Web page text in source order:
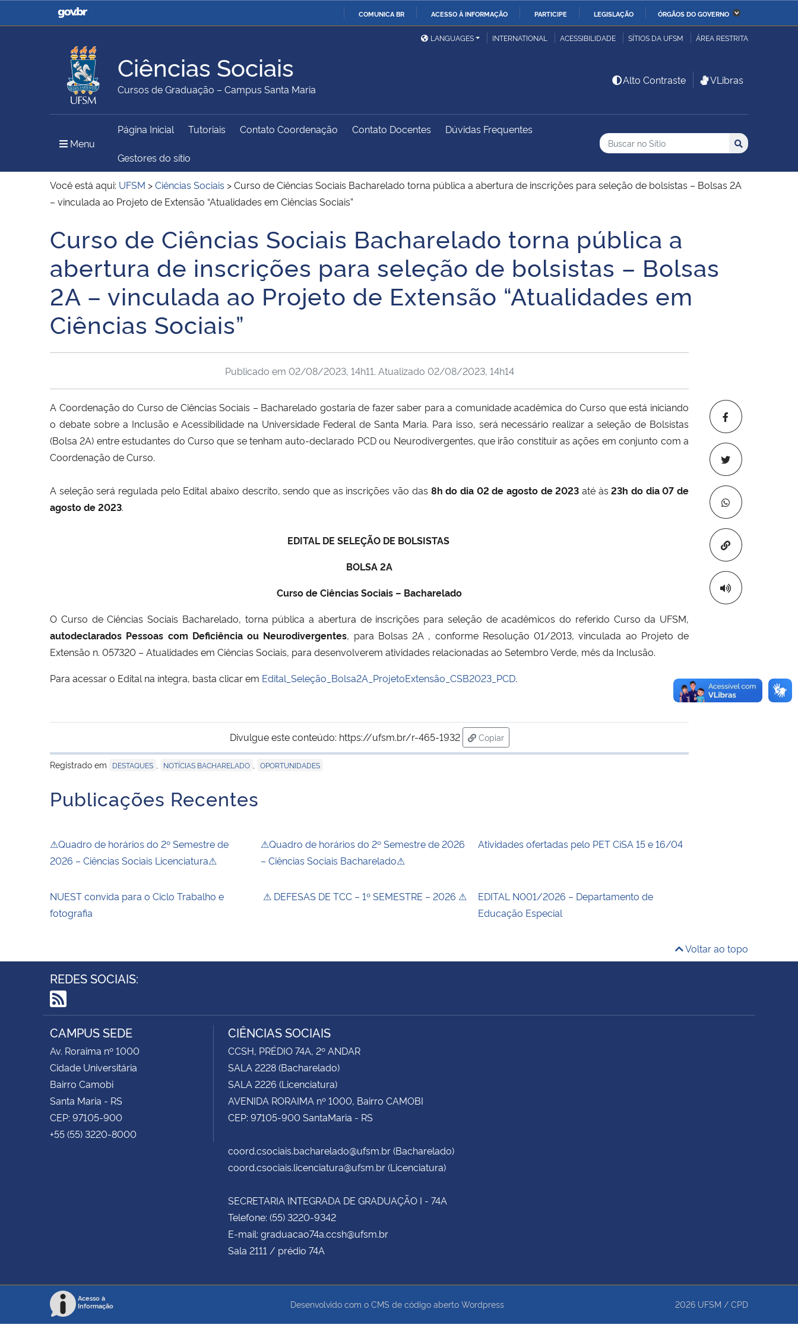
COMUNICA BR ACESSO À INFORMAÇÃO PARTICIPE LEGISLAÇÃO ÓRGÃOS DO GOVERNO
Casa Civil
Ministério da Justiça e
Ministério da Defesa
Ministério das Relações
Exteriores
Ministério da Economia Ministério da Infraestrutura
Ministério da Agricultura,
Pecuária e Abastecimento
Ministério da Educação Ministério da Cidadania
Ministério da Ciência,
Tecnologia, Inovações e
Ministério do Meio Ambiente
Ministério do
Humanos
Secretaria de Governo
Gabinete de Segurança
Advocacia-Geral da União
LANGUAGES INTERNATIONAL ACESSIBILIDADE SÍTIOS DA UFSM ÁREA RESTRITA
Ciências Sociais
Cursos de Graduação – Campus Santa Maria
Alto Contraste VLibras
Menu
Página Inicial Tutoriais Contato Coordenação Contato Docentes Dúvidas Frequentes
Gestores do sítio
Busca
Buscar no no Sítio
Busca: Buscar
Você está aqui: UFSM >Ciências Sociais >Curso de Ciências Sociais Bacharelado torna pública a abertura de inscrições para seleção de bolsistas – Bolsas 2A
– vinculada ao Projeto de Extensão “Atualidades em Ciências Sociais”
Início do conteúdo
Curso de Ciências Sociais Bacharelado torna pública a
abertura de inscrições para seleção de bolsistas – Bolsas
2A – vinculada ao Projeto de Extensão “Atualidades em
Ciências Sociais”
Copiar para
Publicado em 02/08/2023, 14h11. Atualizado 02/08/2023, 14h14
A Coordenação do Curso de Ciências Sociais – Bacharelado gostaria de fazer saber para a comunidade acadêmica do Curso que está iniciando
o debate sobre a Inclusão e Acessibilidade na Universidade Federal de Santa Maria. Para isso, será necessário realizar a seleção de Bolsistas
(Bolsa 2A) entre estudantes do Curso que se tenham auto-declarado PCD ou Neurodivergentes, que irão constituir as ações em conjunto com a
Coordenação de Curso.
A seleção será regulada pelo Edital abaixo descrito, sendo que as inscrições vão das 8h do dia 02 de agosto de 2023 até às23h do dia 07 de
agosto de 2023.
EDITAL DE SELEÇÃO DE BOLSISTAS
BOLSA 2A
Curso de Ciências Sociais – Bacharelado
O Curso de Ciências Sociais Bacharelado, torna pública a abertura de inscrições para seleção de acadêmicos do referido Curso da UFSM,
autodeclarados Pessoas com Deficiência ou Neurodivergentes, para Bolsas 2A , conforme Resolução 01/2013, vinculada ao Projeto de
Extensão n. 057320 – Atualidades em Ciências Sociais, para desenvolverem atividades relacionadas ao Setembro Verde, mês da Inclusão.
Para acessar o Edital na íntegra, basta clicar em Edital_Seleção_Bolsa2A_ProjetoExtensão_CSB2023_PCD.
Divulgue este conteúdo: https://ufsm.br/r-465-1932
Copiar
para área de transferência
Registrado em
DESTAQUES NOTÍCIAS BACHARELADO OPORTUNIDADES
Publicações Recentes
⚠Quadro de horários do 2º Semestre de
2026 – Ciências Sociais Licenciatura⚠
⚠Quadro de horários do 2º Semestre de 2026
– Ciências Sociais Bacharelado⚠
Atividades ofertadas pelo PET CiSA 15 e 16/04
NUEST convida para o Ciclo Trabalho e
fotografia
⚠ DEFESAS DE TCC – 1º SEMESTRE – 2026 ⚠
EDITAL N001/2026 – Departamento de
Educação Especial
Voltar ao topo
REDES SOCIAIS:
RSS
CAMPUS SEDE
Av. Roraima nº 1000
Cidade Universitária
Bairro Camobi
Santa Maria - RS
CEP: 97105-900
+55 (55) 3220-8000
CIÊNCIAS SOCIAIS
CCSH, PRÉDIO 74A, 2º ANDAR
SALA 2228 (Bacharelado)
SALA 2226 (Licenciatura)
AVENIDA RORAIMA nº 1000, Bairro CAMOBI
CEP: 97105-900 SantaMaria - RS
coord.csociais.bacharelado@ufsm.br (Bacharelado)
coord.csociais.licenciatura@ufsm.br (Licenciatura)
SECRETARIA INTEGRADA DE GRADUAÇÃO I - 74A
Telefone: (55) 3220-9342
E-mail: graduacao74a.ccsh@ufsm.br
Sala 2111 / prédio 74A
Acesso à
Informação
Desenvolvido com o CMS de código aberto Wordpress 2026 UFSM / CPD